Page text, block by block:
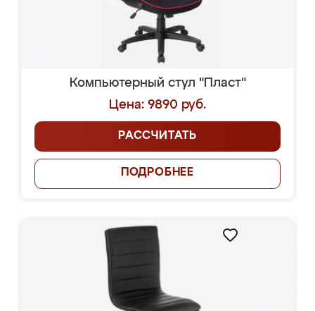
Компьютерный стул "Пласт"
Цена: 9890 руб.
РАССЧИТАТЬ
ПОДРОБНЕЕ